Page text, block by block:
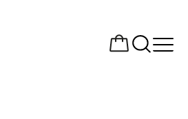
Åpne